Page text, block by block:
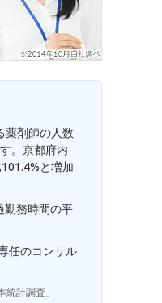
薬剤師の人数
。京都府内
と増加
勤務時間の平
任のコンサル
計調査」